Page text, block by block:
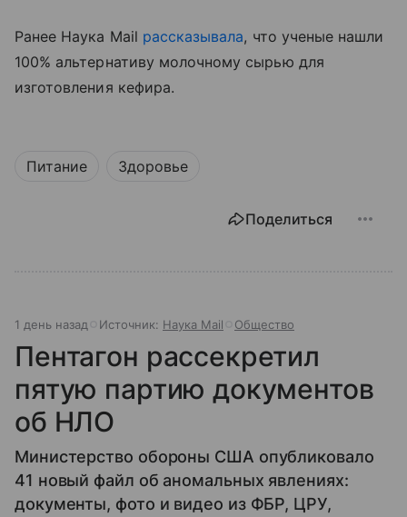
Ранее Наука Mail рассказывала, что ученые нашли
100% альтернативу молочному сырью для
изготовления кефира.
Питание Здоровье
Поделиться
1 день назад Источник: Наука Mail Общество
Пентагон рассекретил
пятую партию документов
об НЛО
Министерство обороны США опубликовало
41 новый файл об аномальных явлениях:
документы, фото и видео из ФБР, ЦРУ,